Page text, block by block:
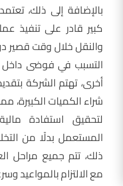
بالإضافة إلى ذلك،
كبير قادر على تنفيذ
والنقل خلال وقت قصير
التسبب في فوضى داخل
أخرى، تهتم الشركة
شراء الكميات الكبيرة،
لتحقيق استفادة
المستعمل بدلًا من
ذلك، تتم جميع مراحل
مع الالتزام بالمواعيد